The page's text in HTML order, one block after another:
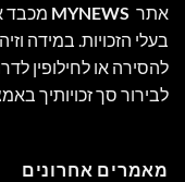
אתר MYNEWS מכבד
בעלי הזכויות. במידה
להסירה או לחילופין
לבירור סך זכויותיך
מאמרים אחרונים